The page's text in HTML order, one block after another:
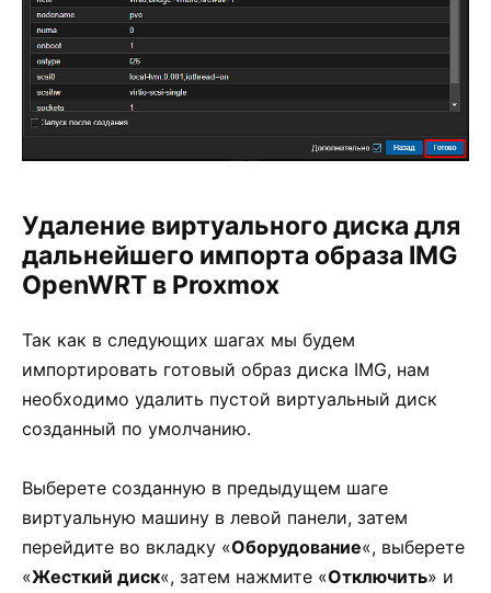
Удаление виртуального диска для
дальнейшего импорта образа IMG
OpenWRT в Proxmox
Так как в следующих шагах мы будем
импортировать готовый образ диска IMG, нам
необходимо удалить пустой виртуальный диск
созданный по умолчанию.
Выберете созданную в предыдущем шаге
виртуальную машину в левой панели, затем
перейдите во вкладку «Оборудование«, выберете
«Жесткий диск«, затем нажмите «Отключить» и